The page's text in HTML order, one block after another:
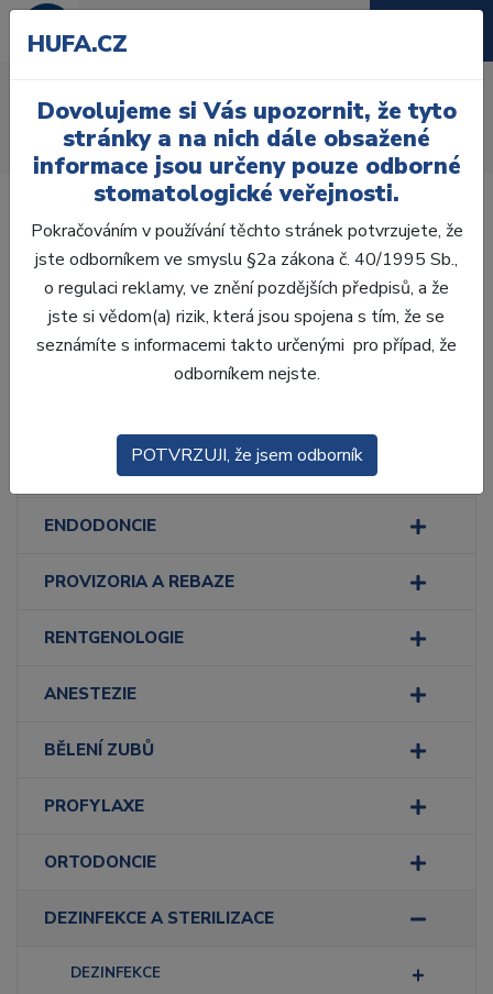
Úvod Ordinace
Dezinfekce a sterilizace
Sterilizace
Laboratoř
Ordinace
ENDODONCIE
PROVIZORIA A REBAZE
RENTGENOLOGIE
ANESTEZIE
BĚLENÍ ZUBŮ
PROFYLAXE
ORTODONCIE
DEZINFEKCE A STERILIZACE
DEZINFEKCE
HUFA.CZ
Dovolujeme si Vás upozornit, že tyto
stránky a na nich dále obsažené
informace jsou určeny pouze odborné
stomatologické veřejnosti.
Pokračováním v používání těchto stránek potvrzujete, že
jste odborníkem ve smyslu §2a zákona č. 40/1995 Sb.,
o regulaci reklamy, ve znění pozdějších předpisů, a že
jste si vědom(a) rizik, která jsou spojena s tím, že se
seznámíte s informacemi takto určenými pro případ, že
odborníkem nejste.
POTVRZUJI, že jsem odborník